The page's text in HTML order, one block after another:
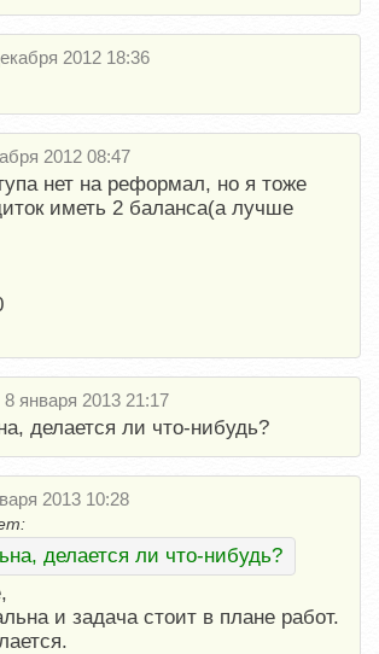
2012 18:36
2012 08:47
нет на реформал, но я тоже
иметь 2 баланса(а лучше
8 января 2013 21:17
делается ли что-нибудь?
2013 10:28
делается ли что-нибудь?
и задача стоит в плане работ.